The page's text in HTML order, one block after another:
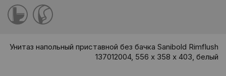
Унитаз напольный приставной без бачка Sanibold Rimflush
137012004, 556 х 358 х 403, белый